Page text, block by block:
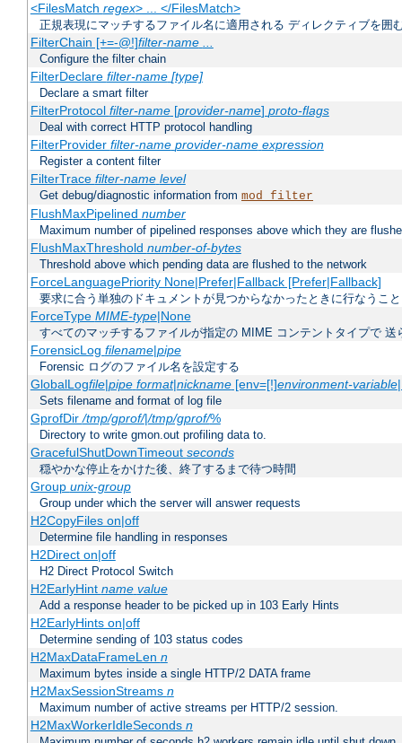
<FilesMatch regex> ... </FilesMatch>
正規表現にマッチするファイル名に適用される ディレクティブを囲
FilterChain [+=-@!]filter-name ...
Configure the filter chain
FilterDeclare filter-name [type]
Declare a smart filter
FilterProtocol filter-name[provider-name] proto-flags
Deal with correct HTTP protocol handling
FilterProvider filter-name provider-name expression
Register a content filter
FilterTrace filter-name level
Get debug/diagnostic information from mod_filter
FlushMaxPipelined number
Maximum number of pipelined responses above which they are
FlushMaxThreshold number-of-bytes
Threshold above which pending data are flushed to the network
ForceLanguagePriority None|Prefer|Fallback [Prefer|Fallback]
要求に合う単独のドキュメントが見つからなかったときに行なうこ
ForceType MIME-type|None
すべてのマッチするファイルが指定の MIME コンテントタイプで 送
ForensicLog filename|pipe
Forensic ログのファイル名を設定する
GlobalLogfile|pipe format|nickname[env=[!]environment-variable
Sets filename and format of log file
GprofDir/tmp/gprof/|/tmp/gprof/%
Directory to write gmon.out profiling data to.
GracefulShutDownTimeout seconds
穏やかな停止をかけた後、終了するまで待つ時間
Group unix-group
Group under which the server will answer requests
H2CopyFiles on|off
Determine file handling in responses
H2Direct on|off
H2 Direct Protocol Switch
H2EarlyHint name value
Add a response header to be picked up in 103 Early Hints
H2EarlyHints on|off
Determine sending of 103 status codes
H2MaxDataFrameLen n
Maximum bytes inside a single HTTP/2 DATA frame
H2MaxSessionStreams n
Maximum number of active streams per HTTP/2 session.
H2MaxWorkerIdleSeconds n